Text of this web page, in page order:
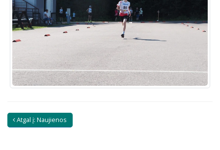
Atgal į: Naujienos